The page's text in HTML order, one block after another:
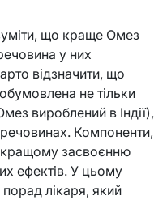
що краще Омез
у них
відзначити, що
не тільки
вироблений в Індії),
Компоненти,
засвоєнню
ефектів. У цьому
порад лікаря, який